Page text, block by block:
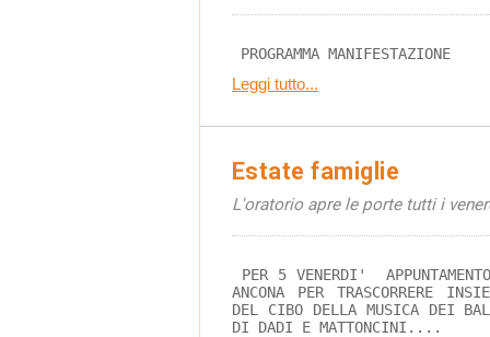
PROGRAMMA MANIFESTAZIONE
Leggi tutto...
Estate famiglie
L'oratorio apre le porte tutti i
ANCONA PER TRASCORRERE
DEL CIBO DELLA MUSICA DEI
DI DADI E MATTONCINI....